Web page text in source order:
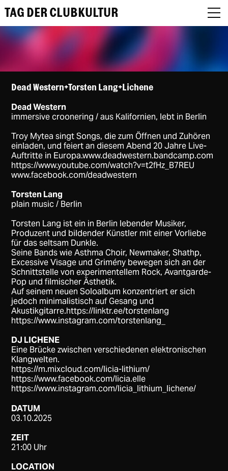
About
Programm
Podcast
Festival Recap
Award Jury
EN
TAG DER CLUBKULTUR
Dead Western+Torsten Lang+Lichene
Dead Western
immersive croonering / aus Kalifornien, lebt in Berlin
Troy Mytea singt Songs, die zum Öffnen und Zuhören
einladen, und feiert an diesem Abend 20 Jahre Live-
Auftritte in Europa.www.deadwestern.bandcamp.com
https://www.youtube.com/watch?v=t2fHz_B7REU
www.facebook.com/deadwestern
Torsten Lang
plain music / Berlin
Torsten Lang ist ein in Berlin lebender Musiker,
Produzent und bildender Künstler mit einer Vorliebe
für das seltsam Dunkle.
Seine Bands wie Asthma Choir, Newmaker, Shathp,
Excessive Visage und Grimény bewegen sich an der
Schnittstelle von experimentellem Rock, Avantgarde-
Pop und filmischer Ästhetik.
Auf seinem neuen Soloalbum konzentriert er sich
jedoch minimalistisch auf Gesang und
Akustikgitarre.https://linktr.ee/torstenlang
https://www.instagram.com/torstenlang_
DJ LICHENE
Eine Brücke zwischen verschiedenen elektronischen
Klangwelten.
https://m.mixcloud.com/licia-lithium/
https://www.facebook.com/licia.elle
https://www.instagram.com/licia_lithium_lichene/
DATUM
03.10.2025
ZEIT
21:00 Uhr
LOCATION